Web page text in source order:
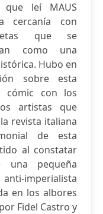
que leí MAUS
cercanía con
que se
como una
Hubo en
sobre esta
cómic con los
artistas que
revista italiana
de esta
al constatar
pequeña
imperialista
en los albores
Fidel Castro y